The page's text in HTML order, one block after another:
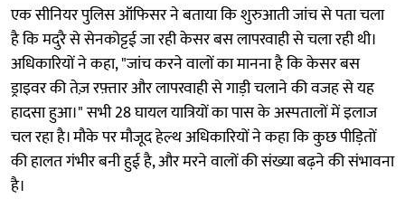
एक सीनियर पुलिस ऑफिसर ने बताया कि शुरुआती जांच से पता चला
है कि मदुरै से सेनकोट्टई जा रही केसर बस लापरवाही से चला रही थी।
अधिकारियों ने कहा, "जांच करने वालों का मानना ​​है कि केसर बस
ड्राइवर की तेज़ रफ़्तार और लापरवाही से गाड़ी चलाने की वजह से यह
हादसा हुआ।" सभी 28 घायल यात्रियों का पास के अस्पतालों में इलाज
चल रहा है। मौके पर मौजूद हेल्थ अधिकारियों ने कहा कि कुछ पीड़ितों
की हालत गंभीर बनी हुई है, और मरने वालों की संख्या बढ़ने की संभावना
है।